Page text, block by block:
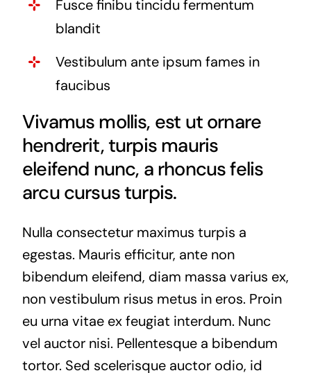
Fusce finibu tincidu fermentum
blandit
Vestibulum ante ipsum fames in
faucibus
Vivamus mollis, est ut ornare
hendrerit, turpis mauris
eleifend nunc, a rhoncus felis
arcu cursus turpis.
Nulla consectetur maximus turpis a
egestas. Mauris efficitur, ante non
bibendum eleifend, diam massa varius ex,
non vestibulum risus metus in eros. Proin
eu urna vitae ex feugiat interdum. Nunc
vel auctor nisi. Pellentesque a bibendum
tortor. Sed scelerisque auctor odio, id